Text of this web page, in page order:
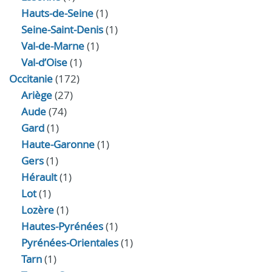
Hauts-de-Seine(1)
Seine-Saint-Denis(1)
Val-de-Marne(1)
Val-d’Oise(1)
Occitanie(172)
Ariège(27)
Aude(74)
Gard(1)
Haute-Garonne(1)
Gers(1)
Hérault(1)
Lot(1)
Lozère(1)
Hautes-Pyrénées(1)
Pyrénées-Orientales(1)
Tarn(1)